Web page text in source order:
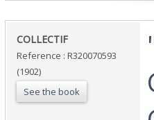
‎COLLECTIF‎
Reference : R320070593
(1902)
See the book